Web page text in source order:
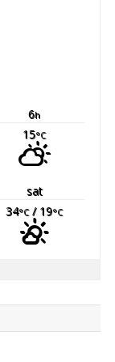
6h
15°C
sat
34°C/ 19°C